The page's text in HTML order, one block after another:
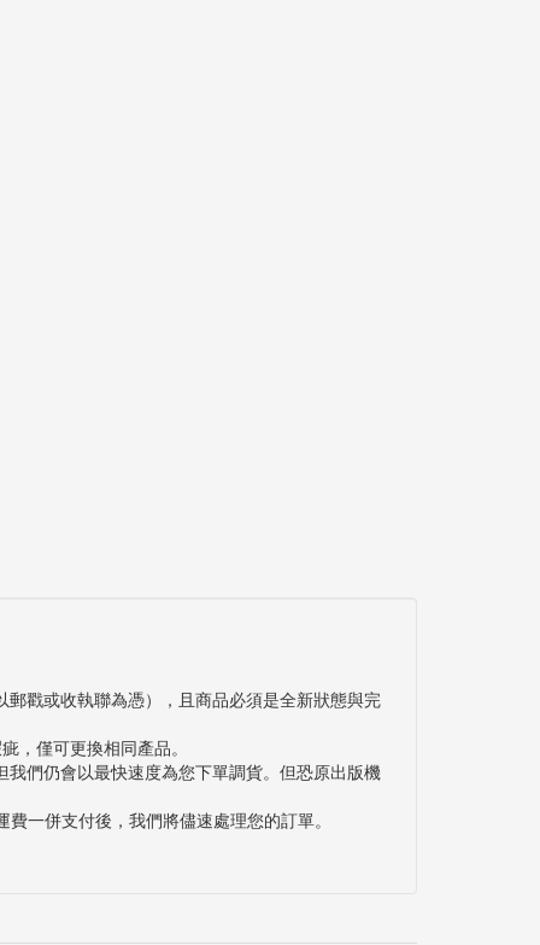
戳或收執聯為憑），且商品必須是全新狀態與完
，僅可更換相同產品。
們仍會以最快速度為您下單調貨。但恐原出版機
一併支付後，我們將儘速處理您的訂單。